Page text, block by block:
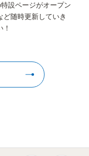
設ページがオープン
！